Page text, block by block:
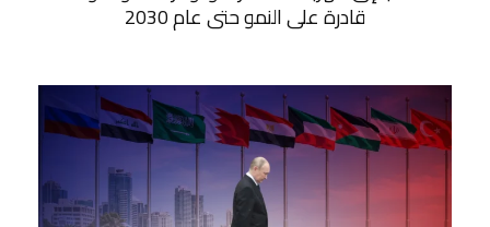
قادرة على النمو حتى عام 2030